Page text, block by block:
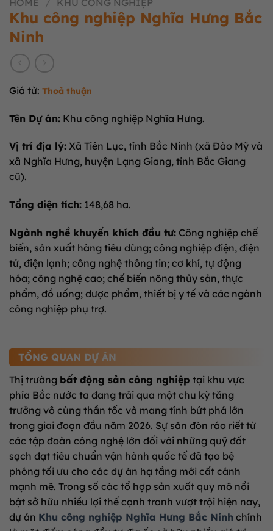
HOME / KHU CÔNG NGHIỆP
Khu công nghiệp Nghĩa Hưng Bắc
Ninh
Giá từ: Thoả thuận
Tên Dự án: Khu công nghiệp Nghĩa Hưng.
Vị trí địa lý: Xã Tiên Lục, tỉnh Bắc Ninh (xã Đào Mỹ và
xã Nghĩa Hưng, huyện Lạng Giang, tỉnh Bắc Giang
cũ).
Tổng diện tích: 148,68 ha.
Ngành nghề khuyến khích đầu tư: Công nghiệp chế
biến, sản xuất hàng tiêu dùng; công nghiệp điện, điện
tử, điện lạnh; công nghệ thông tin; cơ khí, tự động
hóa; công nghệ cao; chế biến nông thủy sản, thực
phẩm, đồ uống; dược phẩm, thiết bị y tế và các ngành
công nghiệp phụ trợ.
TỔNG QUAN DỰ ÁN
Thị trường bất động sản công nghiệp tại khu vực
phía Bắc nước ta đang trải qua một chu kỳ tăng
trưởng vô cùng thần tốc và mang tính bứt phá lớn
trong giai đoạn đầu năm 2026. Sự săn đón ráo riết từ
các tập đoàn công nghệ lớn đối với những quỹ đất
sạch đạt tiêu chuẩn vận hành quốc tế đã tạo bệ
phóng tối ưu cho các dự án hạ tầng mới cất cánh
mạnh mẽ. Trong số các tổ hợp sản xuất quy mô nổi
bật sở hữu nhiều lợi thế cạnh tranh vượt trội hiện nay,
dự án Khu công nghiệp Nghĩa Hưng Bắc Ninh chính